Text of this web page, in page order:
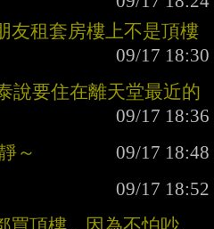
友租套房樓上不是頂樓
說要住在離天堂最近的
～